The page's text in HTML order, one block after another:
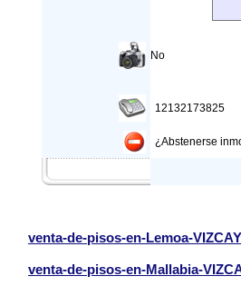
No
12132173825
¿Abstenerse
venta-de-pisos-en-Lemoa-
venta-de-pisos-en-Mallabia-